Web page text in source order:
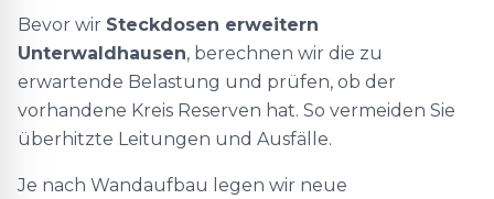
Bevor wir Steckdosen erweitern
Unterwaldhausen, berechnen wir die zu
erwartende Belastung und prüfen, ob der
vorhandene Kreis Reserven hat. So vermeiden Sie
überhitzte Leitungen und Ausfälle.
Je nach Wandaufbau legen wir neue